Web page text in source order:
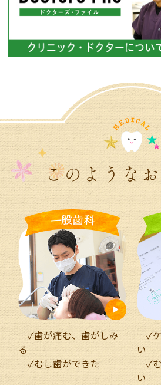
このような
一般歯科
✓歯が痛む、歯がしみ
る
✓むし歯ができた
✓ケ
い
✓む
い